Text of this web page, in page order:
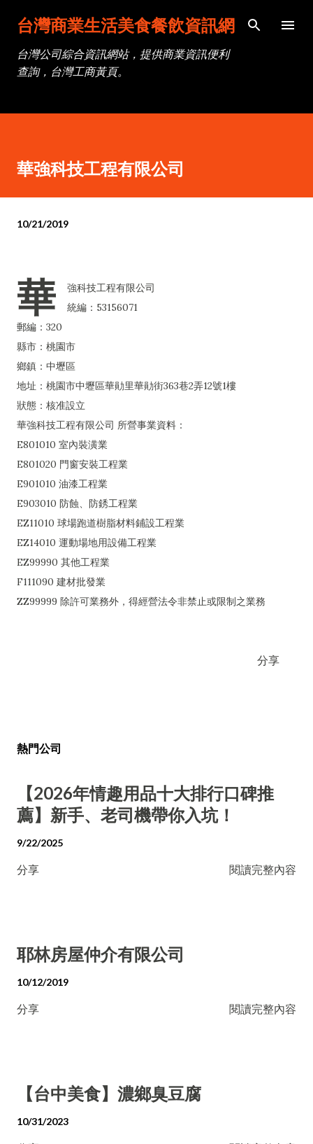
跳到主要內容
台灣商業生活美食餐飲資訊網
台灣公司綜合資訊網站，提供商業資訊便利
查詢，台灣工商黃頁。
華強科技工程有限公司
10/21/2019
華
強科技工程有限公司
統編：53156071
郵編：320
縣市：桃園市
鄉鎮：中壢區
地址：桃園市中壢區華勛里華勛街363巷2弄12號1樓
狀態：核准設立
華強科技工程有限公司 所營事業資料：
E801010 室內裝潢業
E801020 門窗安裝工程業
E901010 油漆工程業
E903010 防蝕、防銹工程業
EZ11010 球場跑道樹脂材料鋪設工程業
EZ14010 運動場地用設備工程業
EZ99990 其他工程業
F111090 建材批發業
ZZ99999 除許可業務外，得經營法令非禁止或限制之業務
分享
熱門公司
【2026年情趣用品十大排行口碑推
薦】新手、老司機帶你入坑！
9/22/2025
分享 閱讀完整內容
耶林房屋仲介有限公司
10/12/2019
分享 閱讀完整內容
【台中美食】濃鄉臭豆腐
10/31/2023